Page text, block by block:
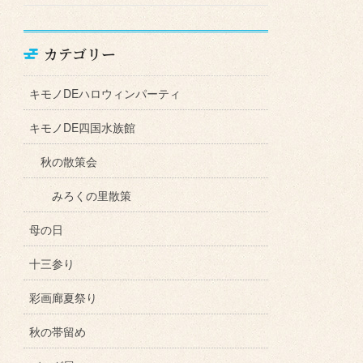
カテゴリー
キモノDEハロウィンパーティ
キモノDE四国水族館
秋の散策会
みろくの里散策
母の日
十三参り
彩画廊夏祭り
秋の帯留め